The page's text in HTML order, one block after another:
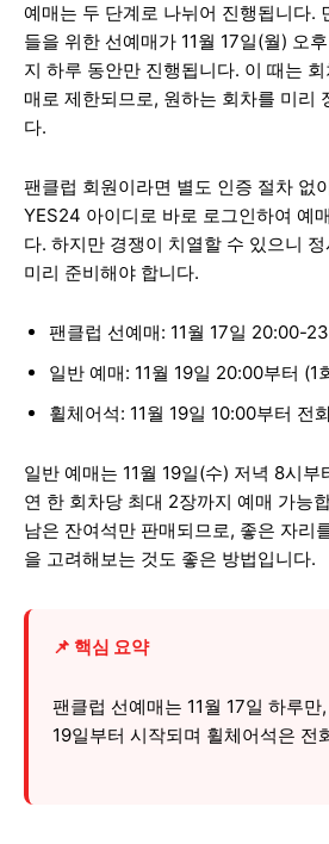
예매는 두 단계로 나뉘어 진행됩니다.
들을 위한 선예매가 11월 17일(월) 오
지 하루 동안만 진행됩니다. 이 때는
매로 제한되므로, 원하는 회차를 미리
다.
팬클럽 회원이라면 별도 인증 절차 없
YES24 아이디로 바로 로그인하여 예
다. 하지만 경쟁이 치열할 수 있으니
미리 준비해야 합니다.
팬클럽 선예매: 11월 17일 20:00-
일반 예매: 11월 19일 20:00부터 (1
휠체어석: 11월 19일 10:00부터 전
일반 예매는 11월 19일(수) 저녁 8시
연 한 회차당 최대 2장까지 예매 가능
남은 잔여석만 판매되므로, 좋은 자리
을 고려해보는 것도 좋은 방법입니다.
📌 핵심 요약
팬클럽 선예매는 11월 17일 하루만
19일부터 시작되며 휠체어석은 전